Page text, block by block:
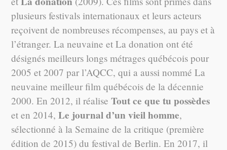
plusieurs festivals internationaux et leurs acteurs
reçoivent de nombreuses récompenses, au pays et à
l’étranger. La neuvaine et La donation ont été
désignés meilleurs longs métrages québécois pour
2005 et 2007 par l’AQCC, qui a aussi nommé La
neuvaine meilleur film québécois de la décennie
2000. En 2012, il réaliseTout ce que tu possèdes
et en 2014,Le journal d’un vieil homme,
sélectionné à la Semaine de la critique (première
édition de 2015) du festival de Berlin. En 2017, il